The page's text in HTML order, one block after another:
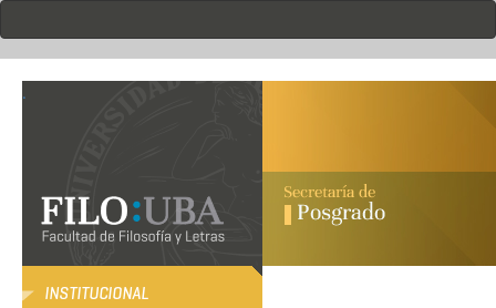
al
contenido
principal
.
INSTITUCIONAL